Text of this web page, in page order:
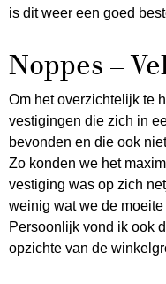
is dit weer een goed
Noppes –
Om het overzichtelijk te
vestigingen die zich in
bevonden en die ook
Zo konden we het
vestiging was op zich
weinig wat we de
Persoonlijk vond ik ook
opzichte van de